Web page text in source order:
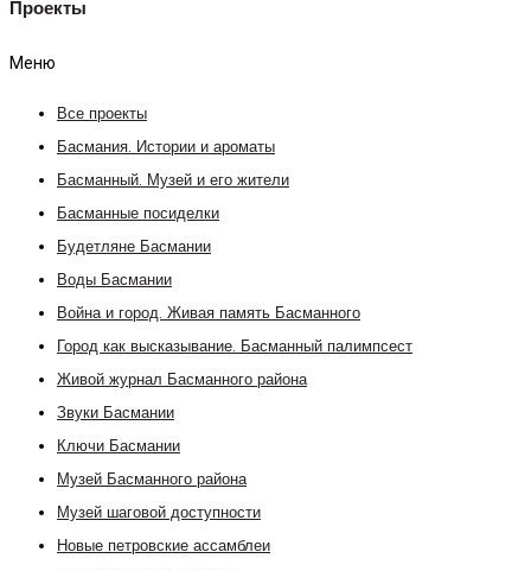
Проекты
Меню
Все проекты
Басмания. Истории и ароматы
Басманный. Музей и его жители
Басманные посиделки
Будетляне Басмании
Воды Басмании
Война и город. Живая память Басманного
Город как высказывание. Басманный палимпсест
Живой журнал Басманного района
Звуки Басмании
Ключи Басмании
Музей Басманного района
Музей шаговой доступности
Новые петровские ассамблеи